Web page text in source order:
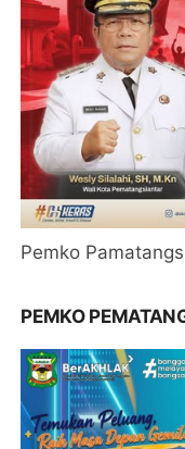
Pemko
PEMKO